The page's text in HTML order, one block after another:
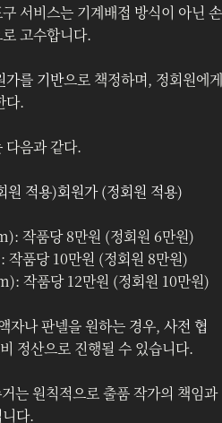
서비스는 기계배접 방식이 아닌 손
고수합니다.
가를 기반으로 책정하며, 정회원에게
다.
다음과 같다.
원 적용)회원가 (정회원 적용)
작품당 8만원 (정회원 6만원)
품당 10만원 (정회원 8만원)
작품당 12만원 (정회원 10만원)
자나 판넬을 원하는 경우, 사전 협
정산으로 진행될 수 있습니다.
는 원칙적으로 출품 작가의 책임과
다.